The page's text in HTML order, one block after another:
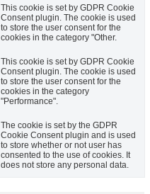
This cookie is set by GDPR Cookie
Consent plugin. The cookie is used
to store the user consent for the
cookies in the category "Other.
This cookie is set by GDPR Cookie
Consent plugin. The cookie is used
to store the user consent for the
cookies in the category
"Performance".
The cookie is set by the GDPR
Cookie Consent plugin and is used
to store whether or not user has
consented to the use of cookies. It
does not store any personal data.